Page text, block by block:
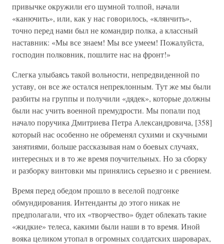
привычке окружили его шумной толпой, начали
«канючить», или, как у нас говорилось, «клянчить»,
точно перед нами был не командир полка, а классный
наставник: «Мы все знаем! Мы все умеем! Пожалуйста,
господин полковник, пошлите нас на фронт!»
Слегка улыбаясь такой вольности, непредвиденной по
уставу, он все же остался непреклонным. Тут же мы были
разбиты на группы и получили «дядек», которые должны
были нас учить военной премудрости. Мы попали под
начало поручика Дмитриева Петра Александровича, [358]
который нас особенно не обременял сухими и скучными
занятиями, больше рассказывая нам о боевых случаях,
интересных и в то же время поучительных. Но за сборку
и разборку винтовки мы принялись серьезно и с рвением.
Время перед обедом прошло в веселой подгонке
обмундирования. Интенданты до этого никак не
предполагали, что их «творчество» будет облекать такие
«жидкие» телеса, какими были наши в то время. Иной
вояка целиком утопал в огромных солдатских шароварах,